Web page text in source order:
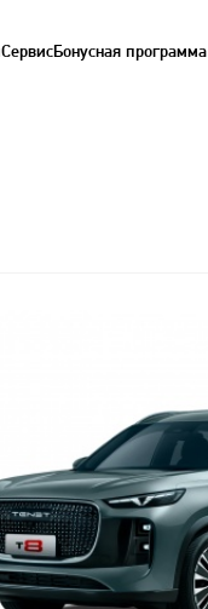
СервисБонусная программа